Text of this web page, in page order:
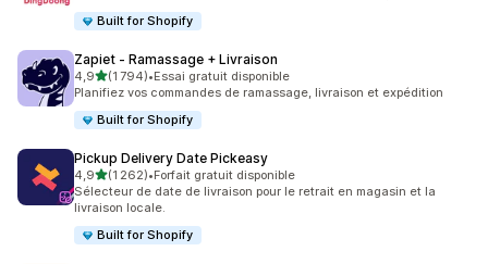
Built for Shopify
Zapiet ‑ Ramassage + Livraison
4,9étoile(s) sur 5
(1 794)
1794 avis au total
•Essai gratuit disponible
Planifiez vos commandes de ramassage, livraison et expédition
Built for Shopify
Pickup Delivery Date Pickeasy
4,9étoile(s) sur 5
(1 262)
1262 avis au total
•Forfait gratuit disponible
Sélecteur de date de livraison pour le retrait en magasin et la
livraison locale.
Built for Shopify